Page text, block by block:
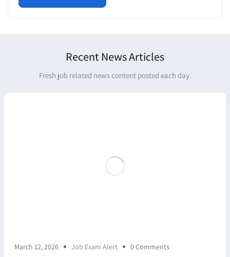
Recent News Articles
Fresh job related news content posted each day.
March 12, 2026 Job Exam Alert 0 Comments